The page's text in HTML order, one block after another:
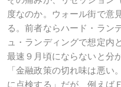
度なのか。ウォール街で意
る。前者ならハード・ラン
ュ・ランディングで想定内
最速９月頃にならないと分
「金融政策の切れ味は悪い
に点検する」だが、例えば